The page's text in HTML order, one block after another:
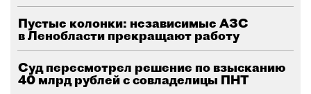
Пустые колонки: независимые АЗС
в Ленобласти прекращают работу
Суд пересмотрел решение по взысканию
40 млрд рублей с совладелицы ПНТ